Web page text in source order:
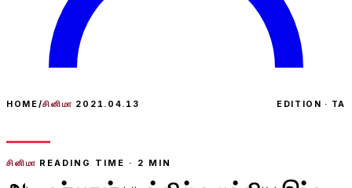
HOME/சினிமா 2021.04.13 EDITION · TA
சினிமா READING TIME · 2 MIN